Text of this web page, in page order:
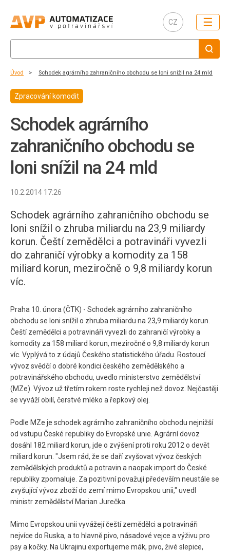
CZ ☰
Úvod Schodek agrárního zahraničního obchodu se loni snížil na 24 mld
Zpracování komodit
Schodek agrárního
zahraničního obchodu se
loni snížil na 24 mld
10.2.2014 17:26
Schodek agrárního zahraničního obchodu se
loni snížil o zhruba miliardu na 23,9 miliardy
korun. Čeští zemědělci a potravináři vyvezli
do zahraničí výrobky a komodity za 158
miliard korun, meziročně o 9,8 miliardy korun
víc.
Praha 10. února (ČTK) - Schodek agrárního zahraničního
obchodu se loni snížil o zhruba miliardu na 23,9 miliardy korun.
Čeští zemědělci a potravináři vyvezli do zahraničí výrobky a
komodity za 158 miliard korun, meziročně o 9,8 miliardy korun
víc. Vyplývá to z údajů Českého statistického úřadu. Rostoucí
vývoz svědčí o dobré kondici českého zemědělského a
potravinářského obchodu, uvedlo ministerstvo zemědělství
(MZe). Vývoz už třetím rokem roste rychleji než dovoz. Nejčastěji
se vyváží obilí, čerstvé mléko a řepkový olej.
Podle MZe je schodek agrárního zahraničního obchodu nejnižší
od vstupu České republiky do Evropské unie. Agrární dovoz
dosáhl 182 miliard korun, jde o zvýšení proti roku 2012 o devět
miliard korun. "Jsem rád, že se daří zvyšovat vývoz českých
zemědělských produktů a potravin a naopak import do České
republiky zpomaluje. Za pozitivní považuji především neustále se
zvyšující vývoz zboží do zemí mimo Evropskou unii," uvedl
ministr zemědělství Marian Jurečka.
Mimo Evropskou unii vyvážejí čeští zemědělci a potravináři
nejvíce do Ruska, a to hlavně pivo, násadové vejce a výživu pro
psy a kočky. Na Ukrajinu exportujeme mák, pivo, živé slepice,